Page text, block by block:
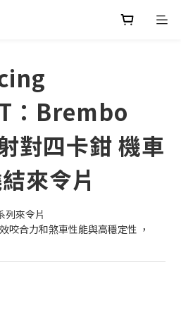
：Brembo
對四卡鉗 機車
來令片
列來令片
咬合力和煞車性能與高穩定性 ，